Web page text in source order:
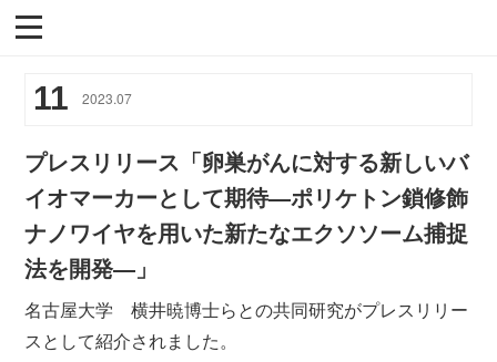
11 2023.07
プレスリリース「卵巣がんに対する新しいバ
イオマーカーとして期待―ポリケトン鎖修飾
ナノワイヤを用いた新たなエクソソーム捕捉
法を開発―」
名古屋大学 横井暁博士らとの共同研究がプレスリリー
スとして紹介されました。